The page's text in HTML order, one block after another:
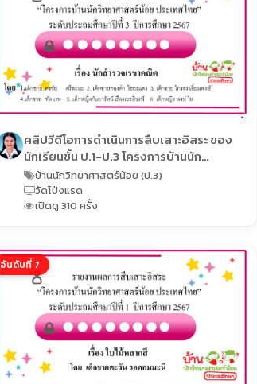
คลิปวีดีโอการดำเนินการสืบเสาะอิสระ ของ
นักเรียนชั้น ป.1-ป.3 โครงการบ้านนัก
วิทยาศาสตร์น้อยประเทศไทย ระดับประถม
ศึกษา ปีการศึกษา 2567
บ้านนักวิทยาศาสตร์น้อย (ป.3)
วัดโป่งแรด
เปิดดู 310 ครั้ง
อันดับที่ 7